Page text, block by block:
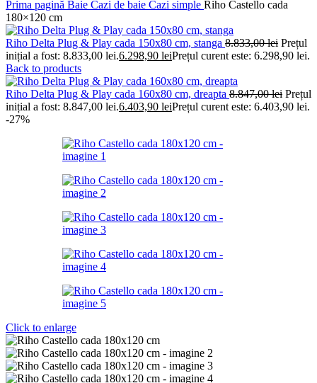
Prima pagină Baie Cazi de baie Cazi simple Riho Castello cada
180×120 cm
Riho Delta Plug & Play cada 150x80 cm, stanga 8.833,00lei Prețul
inițial a fost: 8.833,00 lei.6.298,90 leiPrețul curent este: 6.298,90 lei.
Back to products
Riho Delta Plug & Play cada 160x80 cm, dreapta 8.847,00lei Prețul
inițial a fost: 8.847,00 lei.6.403,90 leiPrețul curent este: 6.403,90 lei.
-27%
Click to enlarge